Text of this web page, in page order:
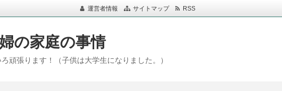
運営者情報 サイトマップ RSS
の家庭の事情
頑張ります！（子供は大学生になりました。）